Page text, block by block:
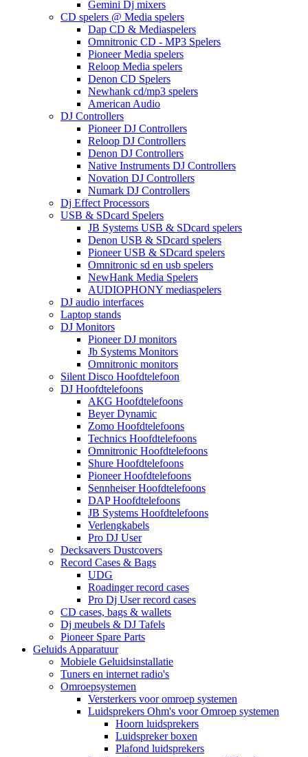
Gemini Dj mixers
CD spelers @ Media spelers
Dap CD & Mediaspelers
Omnitronic CD - MP3 Spelers
Pioneer Media spelers
Reloop Media spelers
Denon CD Spelers
Newhank cd/mp3 spelers
American Audio
DJ Controllers
Pioneer DJ Controllers
Reloop DJ Controllers
Denon DJ Controllers
Native Instruments DJ Controllers
Novation DJ Controllers
Numark DJ Controllers
Dj Effect Processors
USB & SDcard Spelers
JB Systems USB & SDcard spelers
Denon USB & SDcard spelers
Pioneer USB & SDcard spelers
Omnitronic sd en usb spelers
NewHank Media Spelers
AUDIOPHONY mediaspelers
DJ audio interfaces
Laptop stands
DJ Monitors
Pioneer DJ monitors
Jb Systems Monitors
Omnitronic monitors
Silent Disco Hoofdtelefoon
DJ Hoofdtelefoons
AKG Hoofdtelefoons
Beyer Dynamic
Zomo Hoofdtelefoons
Technics Hoofdtelefoons
Omnitronic Hoofdtelefoons
Shure Hoofdtelefoons
Pioneer Hoofdtelefoons
Sennheiser Hoofdtelefoons
DAP Hoofdtelefoons
JB Systems Hoofdtelefoons
Verlengkabels
Pro DJ User
Decksavers Dustcovers
Record Cases & Bags
UDG
Roadinger record cases
Pro Dj User record cases
CD cases, bags & wallets
Dj meubels & DJ Tafels
Pioneer Spare Parts
Geluids Apparatuur
Mobiele Geluidsinstallatie
Tuners en internet radio's
Omroepsystemen
Versterkers voor omroep systemen
Luidsprekers Ohm's voor Omroep systemen
Hoorn luidsprekers
Luidspreker boxen
Plafond luidsprekers